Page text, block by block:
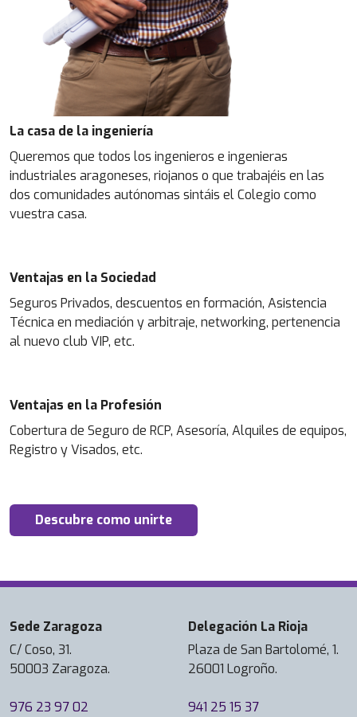
La casa de la ingeniería
Queremos que todos los ingenieros e ingenieras
industriales aragoneses, riojanos o que trabajéis en las
dos comunidades autónomas sintáis el Colegio como
vuestra casa.
Ventajas en la Sociedad
Seguros Privados, descuentos en formación, Asistencia
Técnica en mediación y arbitraje, networking, pertenencia
al nuevo club VIP, etc.
Ventajas en la Profesión
Cobertura de Seguro de RCP, Asesoría, Alquiles de equipos,
Registro y Visados, etc.
Descubre como unirte
Sede Zaragoza
C/ Coso, 31.
50003 Zaragoza.
976 23 97 02
Delegación La Rioja
Plaza de San Bartolomé, 1.
26001 Logroño.
941 25 15 37